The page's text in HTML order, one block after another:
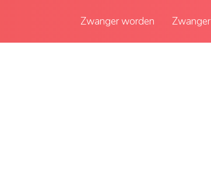
Zwanger worden Zwanger